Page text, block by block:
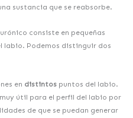
sustancia que se reabsorbe.
consiste en pequeñas
labio. Podemos distinguir dos
en distintospuntos del labio.
útil para el perfil del labio por
de que se puedan generar